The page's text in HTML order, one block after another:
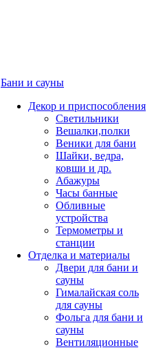
Бани и сауны
Декор и приспособления
Светильники
Вешалки,полки
Веники для бани
Шайки, ведра,
ковши и др.
Абажуры
Часы банные
Обливные
устройства
Термометры и
станции
Отделка и материалы
Двери для бани и
сауны
Гималайская соль
для сауны
Фольга для бани и
сауны
Вентиляционные